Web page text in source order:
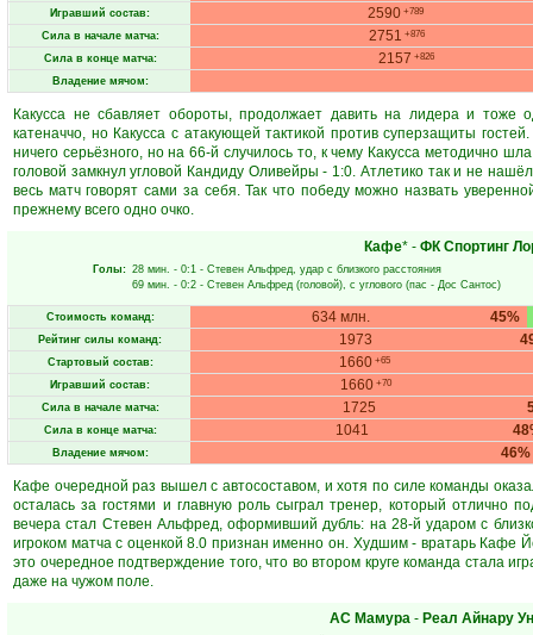
Игравший состав: 2590+789
Сила в начале матча: 2751 +876
Сила в конце матча: 2157 +826
Владение мячом:
Какусса не сбавляет обороты, продолжает давить на лидера и
катеначчо, но Какусса с атакующей тактикой против суперзащиты
ничего серьёзного, но на 66-й случилось то, к чему Какусса методично
головой замкнул угловой Кандиду Оливейры - 1:0. Атлетико так и не
весь матч говорят сами за себя. Так что победу можно назвать
прежнему всего одно очко.
Кафе* - ФК Спортинг
Голы: 28 мин. - 0:1 - Стевен Альфред, удар с близкого расстояния
69 мин. - 0:2 - Стевен Альфред (головой), с углового (пас - Дос Сантос)
Стоимость команд: 45%
634 млн.
Рейтинг силы команд: 1973
Стартовый состав: 1660 +65
Игравший состав: 1660+70
Сила в начале матча: 1725
Сила в конце матча: 1041
Владение мячом:
46%
Кафе очередной раз вышел с автосоставом, и хотя по силе команды
осталась за гостями и главную роль сыграл тренер, который отлично
вечера стал Стевен Альфред, оформивший дубль: на 28-й ударом с
игроком матча с оценкой 8.0 признан именно он. Худшим - вратарь Кафе
это очередное подтверждение того, что во втором круге команда стала
даже на чужом поле.
АС Мамура - Реал Айнару